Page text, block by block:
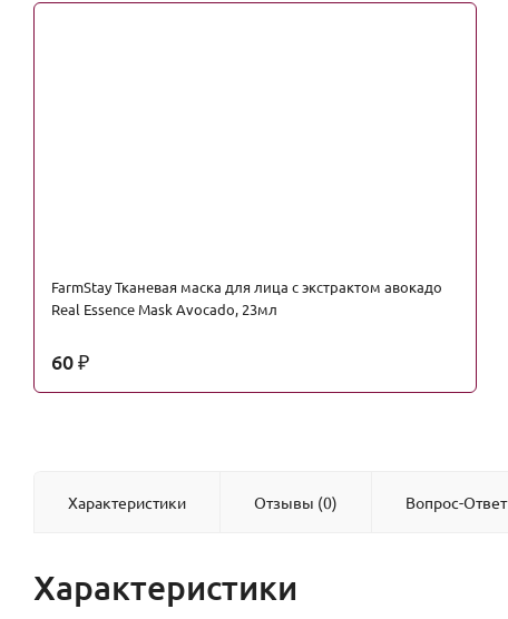
FarmStay Тканевая маска для лица с экстрактом авокадо
Real Essence Mask Avocado, 23мл
60 ₽
Характеристики Отзывы (0) Вопрос-Ответ
Характеристики